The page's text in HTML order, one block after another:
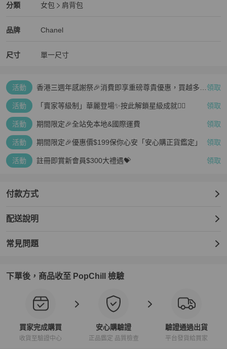
分類
Chanel 女包分類資訊
女包
肩背包
品牌
Chanel 精品女包品牌介紹
Chanel
Chanel 推薦清單
尺寸 單一尺寸
活動
香港三週年感謝祭🎉消費即享重磅尊貴優惠，買越多、 領取
活動 「賣家等級制」華麗登場✨按此解鎖星級成就👆🏻 領取
活動 期間限定🎉全站免本地&國際運費 領取
活動 期間限定🎉優惠價$199保你心安「安心購正貨鑑定」 領取
活動 註冊即賞新會員$300大禮遇💝 領取
付款方式
配送說明
常見問題
下單後，商品收至 PopChill 檢驗
買家完成購買
收貨至驗證中心
安心購驗證
正品鑑定 品質檢查
驗證通過出貨
平台發貨給買家